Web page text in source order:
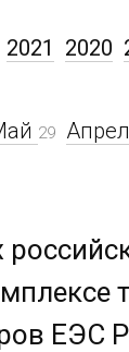
29
2021 2020
ЕЭС